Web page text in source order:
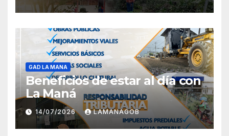
GAD LA MANA
Beneficios de estar al día con
La Maná
14/07/2026 LAMANAGOB